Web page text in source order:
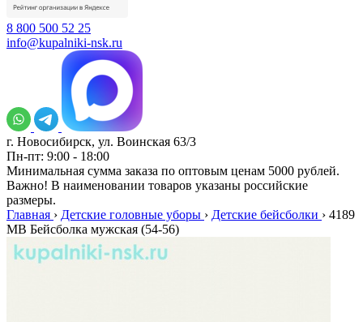
8 800 500 52 25
info@kupalniki-nsk.ru
г. Новосибирск, ул. Воинская 63/3
Пн-пт: 9:00 - 18:00
Минимальная сумма заказа по оптовым ценам 5000 рублей.
Важно! В наименовании товаров указаны российские
размеры.
Главная › Детские головные уборы › Детские бейсболки › 4189
МВ Бейсболка мужская (54-56)